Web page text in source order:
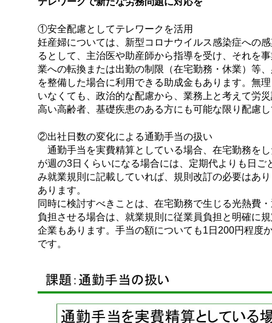
①安全配慮としてテレワークを活用
妊産婦については、新型コロナウイルス感染症への
るとして、主治医や助産師から指導を受け、それを
業への転換または出勤の制限（在宅勤務・休業）等
を整備した場合に利用できる助成金もあります。無
いなくても、政治的な配慮から、業務上と考えて労
高い高齢者、基礎疾患のある方にも可能な限り配慮
②出社日数の変化による通勤手当の扱い
通勤手当を実費精算としている場合、在宅勤務を
が週の3日くらいになる場合には、定期代よりも日
み就業規則に記載していれば、規則改訂の必要はあ
あります。
同時に検討すべきことは、在宅勤務で生じる光熱費
負担させる場合は、就業規則に従業員負担と明確に
企業もあります。手当の額についても1日200円程度
です。